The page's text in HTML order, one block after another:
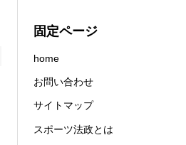
固定ページ
home
お問い合わせ
サイトマップ
スポーツ法政とは